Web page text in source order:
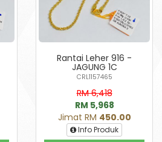
Rantai Leher 916 -
JAGUNG 1C
CRL1157465
RM 6,418
RM 5,968
Jimat RM 450.00
Info Produk